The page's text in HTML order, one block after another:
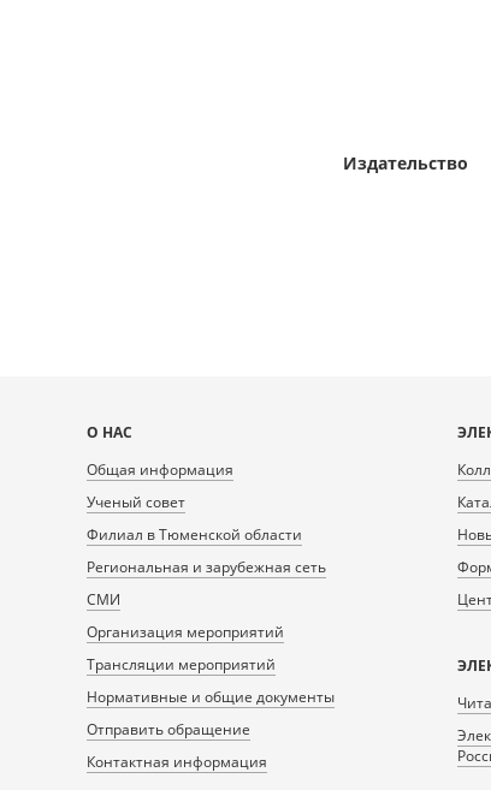
Издательство
Карта
сайта
О НАС
Общая информация
Ученый совет
Филиал в Тюменской области
Региональная и зарубежная сеть
СМИ
Организация мероприятий
Трансляции мероприятий
Нормативные и общие документы
Отправить обращение
Контактная информация